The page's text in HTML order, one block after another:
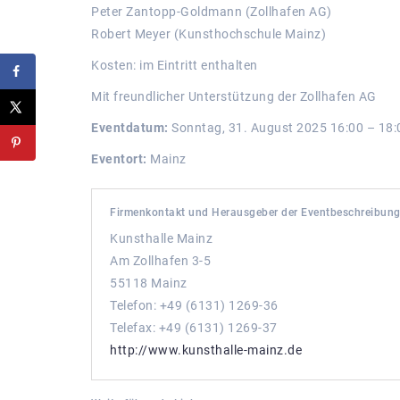
Peter Zantopp-Goldmann (Zollhafen AG)
Robert Meyer (Kunsthochschule Mainz)
Kosten: im Eintritt enthalten
Mit freundlicher Unterstützung der Zollhafen AG
Eventdatum: Sonntag, 31. August 2025 16:00 –
Eventort: Mainz
Firmenkontakt und Herausgeber der
Kunsthalle Mainz
Am Zollhafen 3-5
55118 Mainz
Telefon: +49 (6131) 1269-36
Telefax: +49 (6131) 1269-37
http://www.kunsthalle-mainz.de